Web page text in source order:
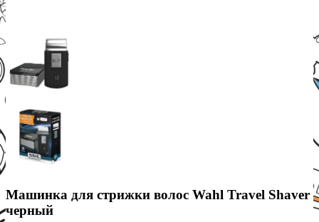
Машинка для стрижки волос Wahl Travel Shaver
черный